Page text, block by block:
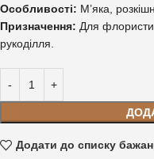
Особливості: М’яка,
Призначення: Для
рукоділля.
Додати до списку